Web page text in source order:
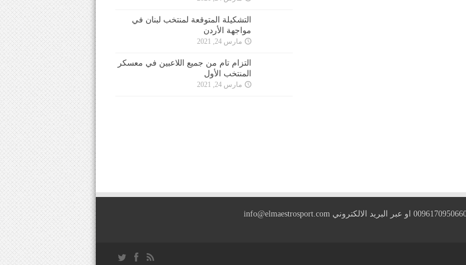
التشكيلة المتوقعة لمنتخب لبنان في
مواجهة الأردن
مارس 24, 2021
التزام تام من جميع اللاعبين في معسكر
المنتخب الأول
مارس 24, 2021
info@elmaestrosport.com